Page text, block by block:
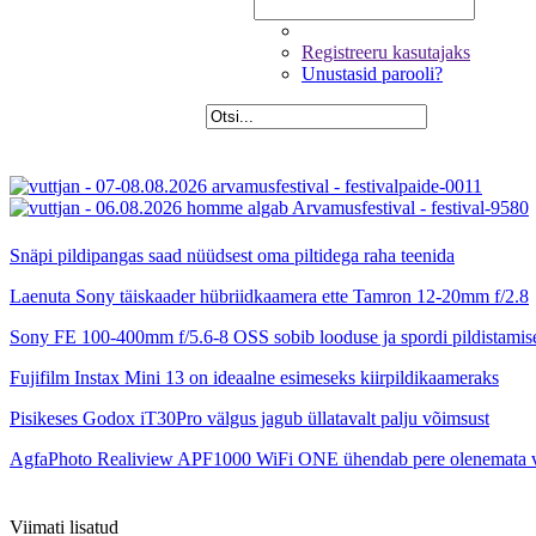
Registreeru kasutajaks
Unustasid parooli?
Snäpi pildipangas saad nüüdsest oma piltidega raha teenida
Laenuta Sony täiskaader hübriidkaamera ette Tamron 12-20mm f/2.8
Sony FE 100-400mm f/5.6-8 OSS sobib looduse ja spordi
Fujifilm Instax Mini 13 on ideaalne esimeseks kiirpildikaameraks
Pisikeses Godox iT30Pro välgus jagub üllatavalt palju võimsust
AgfaPhoto Realiview APF1000 WiFi ONE ühendab pere olenemata
Viimati lisatud